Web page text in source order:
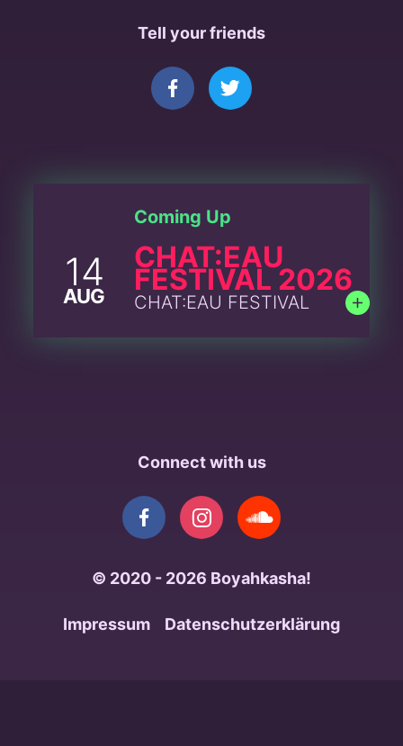
Tell your friends
Coming Up
14
AUG
CHAT:EAU
FESTIVAL 2026
CHAT:EAU FESTIVAL
Connect with us
© 2020 - 2026 Boyahkasha!
Impressum Datenschutzerklärung